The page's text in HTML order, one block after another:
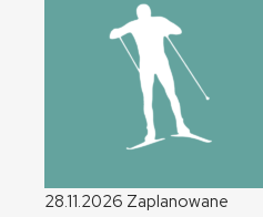
28.11.2026 Zaplanowane